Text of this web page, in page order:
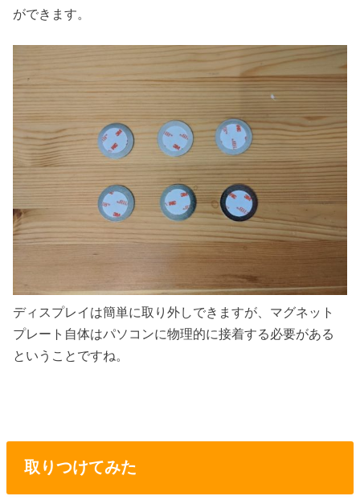
ができます。
ディスプレイは簡単に取り外しできますが、マグネット
プレート自体はパソコンに物理的に接着する必要がある
ということですね。
取りつけてみた